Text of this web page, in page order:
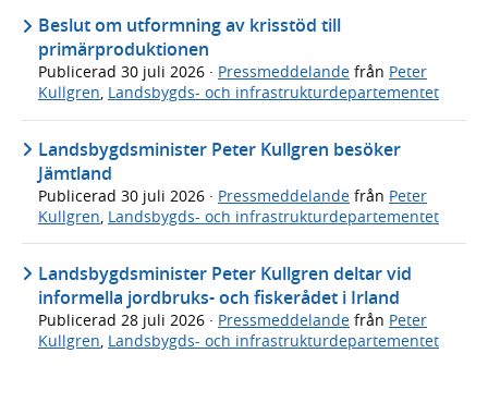
Beslut om utformning av krisstöd till
primärproduktionen
Publicerad 30 juli 2026 · Pressmeddelande från Peter
Kullgren, Landsbygds- och infrastrukturdepartementet
Landsbygdsminister Peter Kullgren besöker
Jämtland
Publicerad 30 juli 2026 · Pressmeddelande från Peter
Kullgren, Landsbygds- och infrastrukturdepartementet
Landsbygdsminister Peter Kullgren deltar vid
informella jordbruks- och fiskerådet i Irland
Publicerad 28 juli 2026 · Pressmeddelande från Peter
Kullgren Landsbygds- och infrastrukturdepartementet